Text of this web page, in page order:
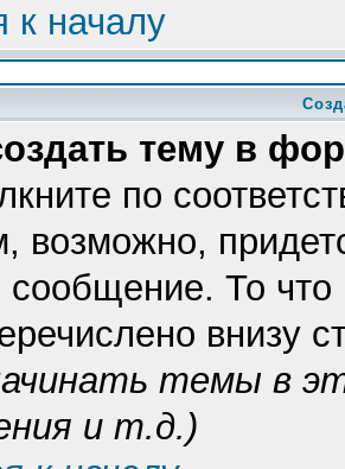
к началу
тему в
по
возможно,
сообщение. То
внизу
темы в
и т.д.)